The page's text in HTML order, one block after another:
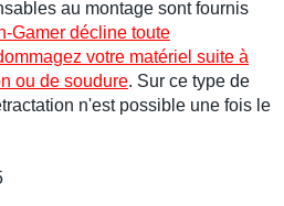
au montage sont fournis
Gamer décline toute
votre matériel suite à
ou de soudure. Sur ce type de
n'est possible une fois le